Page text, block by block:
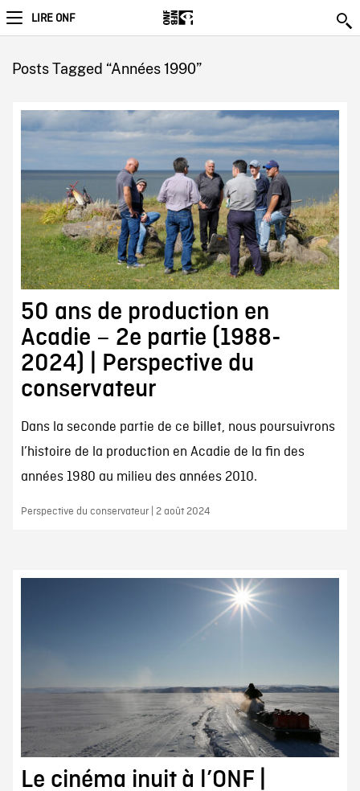
LIRE ONF
Posts Tagged “Années 1990”
50 ans de production en
Acadie – 2e partie (1988-
2024) | Perspective du
conservateur
Dans la seconde partie de ce billet, nous poursuivrons
l’histoire de la production en Acadie de la fin des
années 1980 au milieu des années 2010.
Perspective du conservateur | 2 août 2024
Le cinéma inuit à l’ONF |